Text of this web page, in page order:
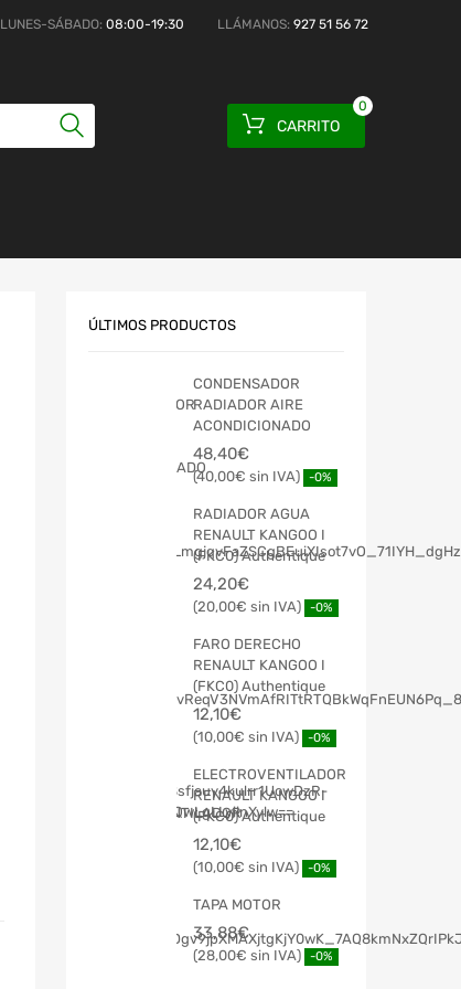
LUNES-SÁBADO: 08:00-19:30 LLÁMANOS: 927 51 56 72
CARRITO
0
ÚLTIMOS PRODUCTOS
CONDENSADOR
RADIADOR AIRE
ACONDICIONADO
48,40€
40,00€ -0%
RADIADOR AGUA
RENAULT KANGOO I
(FKC0) Authentique
24,20€
20,00€ -0%
FARO DERECHO
RENAULT KANGOO I
(FKC0) Authentique
12,10€
10,00€ -0%
ELECTROVENTILADOR
RENAULT KANGOO I
(FKC0) Authentique
12,10€
10,00€ -0%
TAPA MOTOR
33,88€
28,00€ -0%